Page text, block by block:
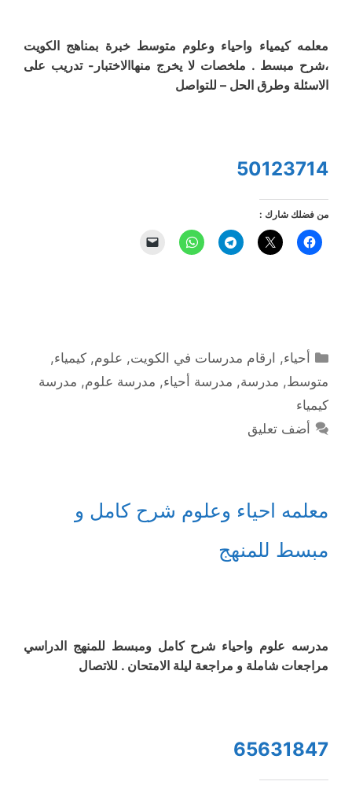
معلمه كيمياء واحياء وعلوم متوسط خبرة بمناهج الكويت
،شرح مبسط . ملخصات لا يخرج منهاالاختبار- تدريب على
الاسئلة وطرق الحل – للتواصل
50123714
من فضلك شارك :
التصنيفات
أحياء, ارقام مدرسات في الكويت, علوم,كيمياء,
متوسط, مدرسة, مدرسة أحياء, مدرسة علوم, مدرسة
كيمياء
أضف تعليق
معلمه احياء وعلوم شرح كامل و
مبسط للمنهج
مدرسه علوم واحياء شرح كامل ومبسط للمنهج الدراسي
مراجعات شاملة و مراجعة ليلة الامتحان . للاتصال
65631847